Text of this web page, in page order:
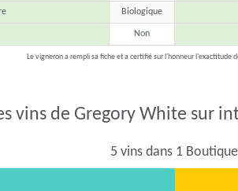
Biologique
Non
Le vigneron a rempli sa fiche et a certifié sur l'honneur l'exactitude
vins de Gregory White sur
5 vins dans 1